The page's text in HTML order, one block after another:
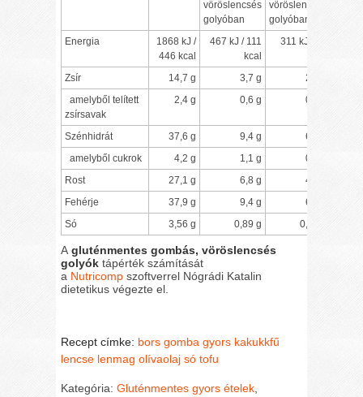
vöröslencsés
golyóban
vöröslencsés
golyóban
Energia
1868 kJ /
446 kcal
467 kJ / 111
kcal
311 kJ / 74
Zsír
14,7 g 3,7 g
2,5 g
amelyből telített
zsírsavak
2,4 g 0,6 g 0,4 g
Szénhidrát 37,6 g 9,4 g
6,3 g
amelyből cukrok
4,2 g 1,1 g
0,7 g
Rost
27,1 g 6,8 g
4,5 g
Fehérje
37,9 g 9,4 g
6,3 g
Só
3,56 g 0,89 g 0,59 g
A gluténmentes gombás, vöröslencsés
golyók tápérték számítását
a Nutricomp szoftverrel Nógrádi Katalin
dietetikus végezte el.
Recept címke: bors gomba gyors kakukkfű
lencse lenmag olívaolaj só tofu
Kategória:Gluténmentes gyors ételek